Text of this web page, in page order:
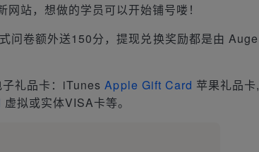
站，想做的学员可以开始铺号喽！
问卷额外送150分，提现兑换奖励都是由 Auge
子礼品卡：iTunesApple Gift Card 苹果礼品卡,
虚拟或实体VISA卡等。